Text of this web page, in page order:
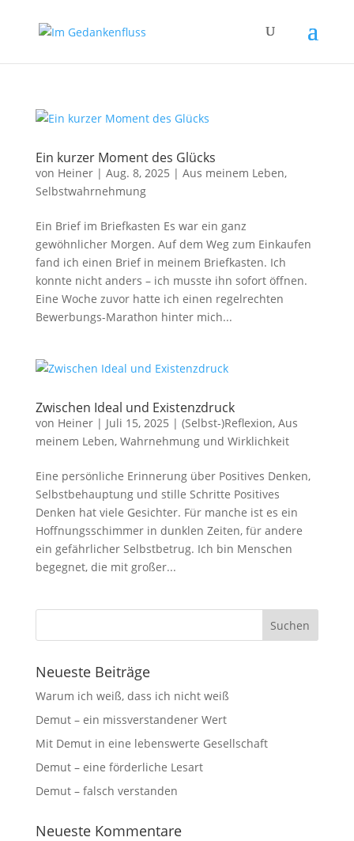
Ein kurzer Moment des Glücks
von Heiner| Aug. 8, 2025 | Aus meinem Leben,
Selbstwahrnehmung
Ein Brief im Briefkasten Es war ein ganz
gewöhnlicher Morgen. Auf dem Weg zum Einkaufen
fand ich einen Brief in meinem Briefkasten. Ich
konnte nicht anders – ich musste ihn sofort öffnen.
Eine Woche zuvor hatte ich einen regelrechten
Bewerbungs-Marathon hinter mich...
Zwischen Ideal und Existenzdruck
von Heiner| Juli 15, 2025 | (Selbst-)Reflexion, Aus
meinem Leben, Wahrnehmung und Wirklichkeit
Eine persönliche Erinnerung über Positives Denken,
Selbstbehauptung und stille Schritte Positives
Denken hat viele Gesichter. Für manche ist es ein
Hoffnungsschimmer in dunklen Zeiten, für andere
ein gefährlicher Selbstbetrug. Ich bin Menschen
begegnet, die mit großer...
Neueste Beiträge
Warum ich weiß, dass ich nicht weiß
Demut – ein missverstandener Wert
Mit Demut in eine lebenswerte Gesellschaft
Demut – eine förderliche Lesart
Demut – falsch verstanden
Neueste Kommentare